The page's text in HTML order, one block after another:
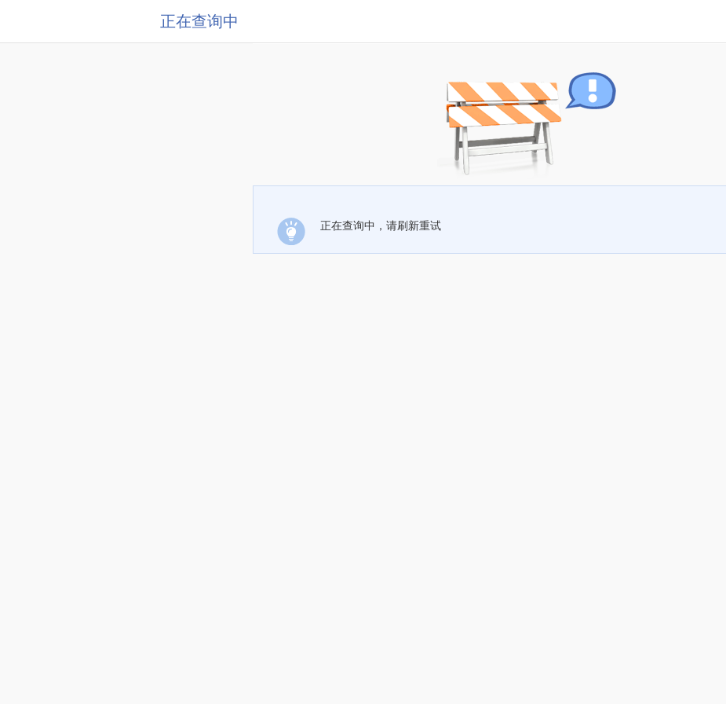
正在查询中
正在查询中，请刷新重试